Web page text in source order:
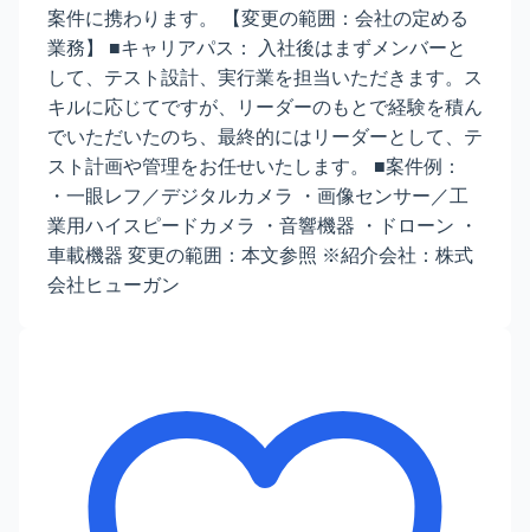
案件に携わります。 【変更の範囲：会社の定める
業務】 ■キャリアパス： 入社後はまずメンバーと
して、テスト設計、実行業を担当いただきます。ス
キルに応じてですが、リーダーのもとで経験を積ん
でいただいたのち、最終的にはリーダーとして、テ
スト計画や管理をお任せいたします。 ■案件例：
・一眼レフ／デジタルカメラ ・画像センサー／工
業用ハイスピードカメラ ・音響機器 ・ドローン ・
車載機器 変更の範囲：本文参照 ※紹介会社：株式
会社ヒューガン